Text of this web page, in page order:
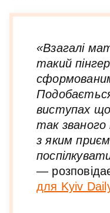
«Взагалі
такий
виступах
так званого
з яким
—
для Kyiv